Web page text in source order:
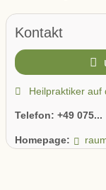
Kontakt
Heilpraktiker auf
Telefon: +49 075...
Homepage: